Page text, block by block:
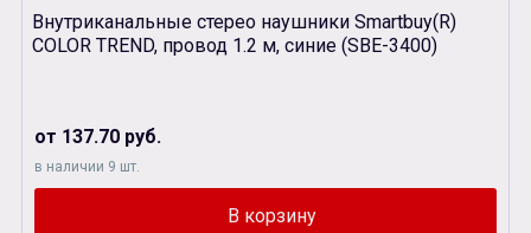
Внутриканальные стерео наушники Smartbuy(R)
COLOR TREND, провод 1.2 м, синие (SBЕ-3400)
от 137.70 руб.
в наличии 9 шт.